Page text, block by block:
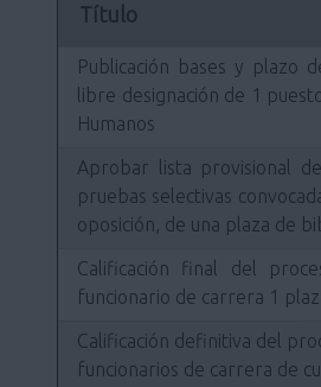
Título
Publicación bases y plazo
libre designación de 1
Humanos
Aprobar lista provisional
pruebas selectivas
oposición, de una plaza de
Calificación final del
funcionario de carrera 1
Calificación definitiva del
funcionarios de carrera de